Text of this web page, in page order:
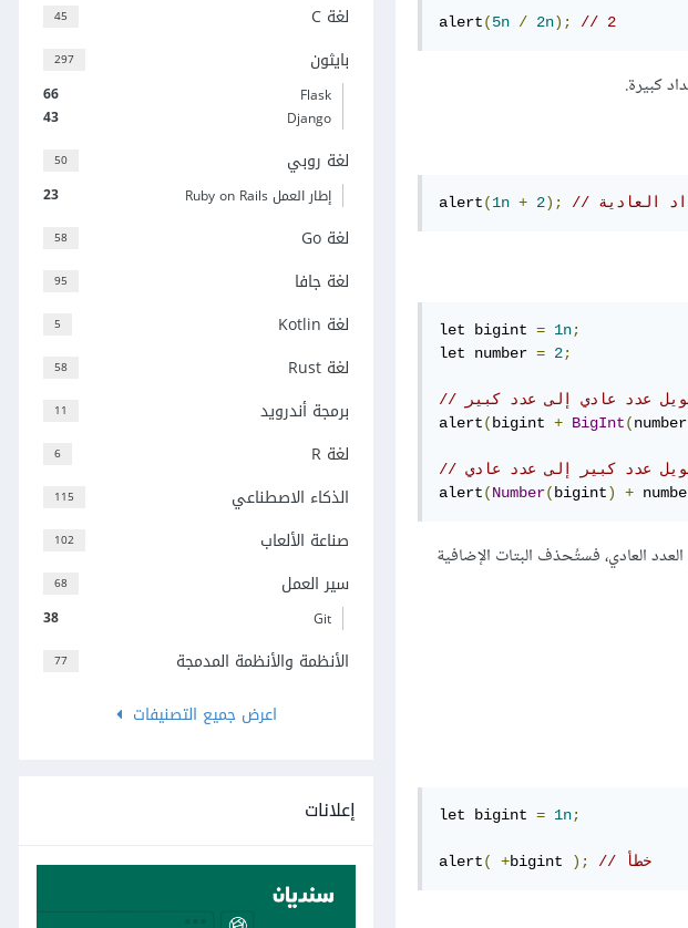
alert(5n / 2n); // 2
كبيرة.
alert(1n + 2); العادية
let bigint = 1n;
let number = 2;
عدد عادي إلى عدد كبير
alert( bigint + BigInt(number
عدد كبير إلى عدد عادي
alert(Number( bigint) +
العادي، فستُحذف البتات الإضافية
let bigint = 1n;
alert( +bigint ); // خطأ
45 لغة C
297 بايثون
66
Flask
43
Django
50 لغة روبي
23 إطار العمل Ruby on Rails
58 لغة Go
95 لغة جافا
5 لغة Kotlin
58 لغة Rust
11 برمجة أندرويد
6 لغة R
115 الذكاء الاصطناعي
102 صناعة الألعاب
68 سير العمل
38 Git
77
الأنظمة والأنظمة المدمجة
اعرض جميع التصنيفات
إعلانات